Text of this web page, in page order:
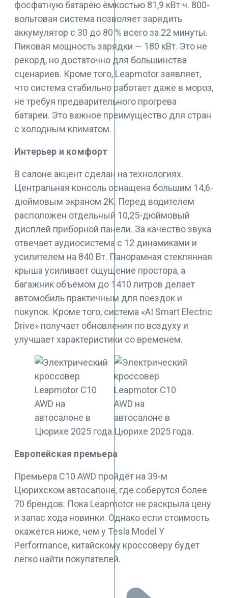
фосфатную батарею ёмкостью 81,9 кВт·ч. 800-
вольтовая система позволяет зарядить
аккумулятор с 30 до 80 % всего за 22 минуты.
Пиковая мощность зарядки — 180 кВт. Это не
рекорд, но достаточно для большинства
сценариев. Кроме того, Leapmotor заявляет,
что система стабильно работает даже в мороз,
не требуя предварительного прогрева
батареи. Это важное преимущество для стран
с холодным климатом.
Интерьер и комфорт
В салоне акцент сделан на технологиях.
Центральная консоль оснащена большим 14,6-
дюймовым экраном 2K. Перед водителем
расположен отдельный 10,25-дюймовый
дисплей приборной панели. За качество звука
отвечает аудиосистема с 12 динамиками и
усилителем на 840 Вт. Панорамная стеклянная
крыша усиливает ощущение простора, а
багажник объёмом до 1410 литров делает
автомобиль практичным для поездок и
покупок. Кроме того, система «AI Smart Electric
Drive» получает обновления по воздуху и
улучшает характеристики со временем.
Европейская премьера
Премьера C10 AWD пройдёт на 39-м
Цюрихском автосалоне, где соберутся более
70 брендов. Пока Leapmotor не раскрыла цену
и запас хода новинки. Однако если стоимость
окажется ниже, чем у Tesla Model Y
Performance, китайскому кроссоверу будет
легко найти покупателей.